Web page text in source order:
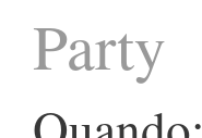
Party